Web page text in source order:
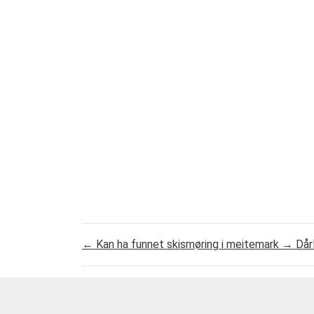
← Kan ha funnet skismøring i meitemark →